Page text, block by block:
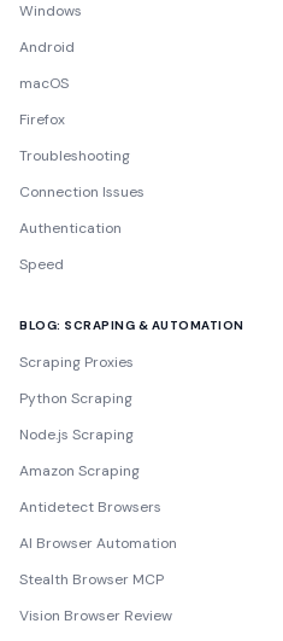
Windows
Android
macOS
Firefox
Troubleshooting
Connection Issues
Authentication
Speed
BLOG: SCRAPING & AUTOMATION
Scraping Proxies
Python Scraping
Node.js Scraping
Amazon Scraping
Antidetect Browsers
AI Browser Automation
Stealth Browser MCP
Vision Browser Review